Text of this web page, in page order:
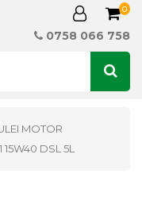
0
0758 066 758
MOTOR
DSL 5L